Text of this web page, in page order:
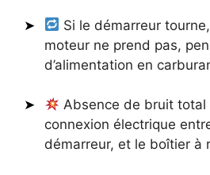
Si le démarreur
moteur ne prend pas,
d’alimentation en
Absence de bruit total
connexion électrique
démarreur, et le boîtier à